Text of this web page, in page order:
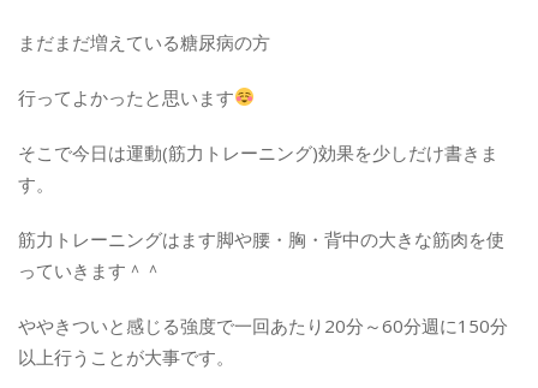
まだまだ増えている糖尿病の方
行ってよかったと思います
そこで今日は運動(筋力トレーニング)効果を少しだけ書きま
す。
筋力トレーニングはます脚や腰・胸・背中の大きな筋肉を使
っていきます＾＾
ややきついと感じる強度で一回あたり20分～60分週に150分
以上行うことが大事です。